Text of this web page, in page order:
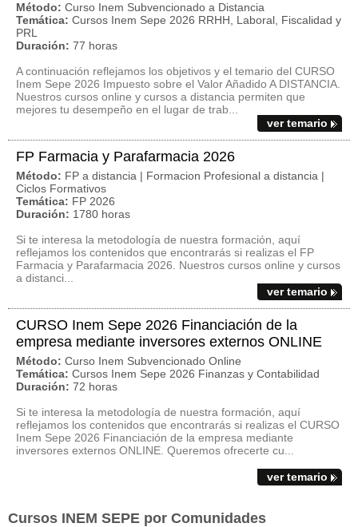
Método: Curso Inem Subvencionado a Distancia
Temática: Cursos Inem Sepe 2026 RRHH, Laboral, Fiscalidad y
PRL
Duración: 77 horas
A continuación reflejamos los objetivos y el temario del CURSO
Inem Sepe 2026 Impuesto sobre el Valor Añadido A DISTANCIA.
Nuestros cursos online y cursos a distancia permiten que
mejores tu desempeño en el lugar de trab...
ver temario
FP Farmacia y Parafarmacia 2026
Método: FP a distancia | Formacion Profesional a distancia |
Ciclos Formativos
Temática: FP 2026
Duración: 1780 horas
Si te interesa la metodología de nuestra formación, aquí
reflejamos los contenidos que encontrarás si realizas el FP
Farmacia y Parafarmacia 2026. Nuestros cursos online y cursos
a distanci...
ver temario
CURSO Inem Sepe 2026 Financiación de la
empresa mediante inversores externos ONLINE
Método: Curso Inem Subvencionado Online
Temática: Cursos Inem Sepe 2026 Finanzas y Contabilidad
Duración: 72 horas
Si te interesa la metodología de nuestra formación, aquí
reflejamos los contenidos que encontrarás si realizas el CURSO
Inem Sepe 2026 Financiación de la empresa mediante
inversores externos ONLINE. Queremos ofrecerte cu...
ver temario
Cursos INEM SEPE por Comunidades